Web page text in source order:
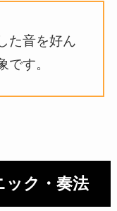
た音を好ん
です。
ック・奏法